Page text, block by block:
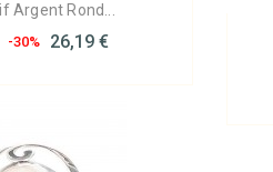
Argent Rond...
-30% 26,19 €